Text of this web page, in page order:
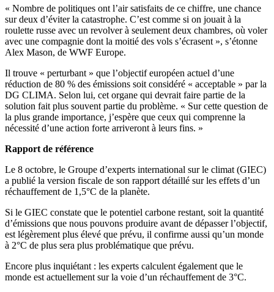
« Nombre de politiques ont l’air satisfaits de ce chiffre, une chance
sur deux d’éviter la catastrophe. C’est comme si on jouait à la
roulette russe avec un revolver à seulement deux chambres, où voler
avec une compagnie dont la moitié des vols s’écrasent », s’étonne
Alex Mason, de WWF Europe.
Il trouve « perturbant » que l’objectif européen actuel d’une
réduction de 80 % des émissions soit considéré « acceptable » par la
DG CLIMA. Selon lui, cet organe qui devrait faire partie de la
solution fait plus souvent partie du problème. « Sur cette question de
la plus grande importance, j’espère que ceux qui comprenne la
nécessité d’une action forte arriveront à leurs fins. »
Rapport de référence
Le 8 octobre, le Groupe d’experts international sur le climat (GIEC)
a publié la version fiscale de son rapport détaillé sur les effets d’un
réchauffement de 1,5°C de la planète.
Si le GIEC constate que le potentiel carbone restant, soit la quantité
d’émissions que nous pouvons produire avant de dépasser l’objectif,
est légèrement plus élevé que prévu, il confirme aussi qu’un monde
à 2°C de plus sera plus problématique que prévu.
Encore plus inquiétant : les experts calculent également que le
monde est actuellement sur la voie d’un réchauffement de 3°C.